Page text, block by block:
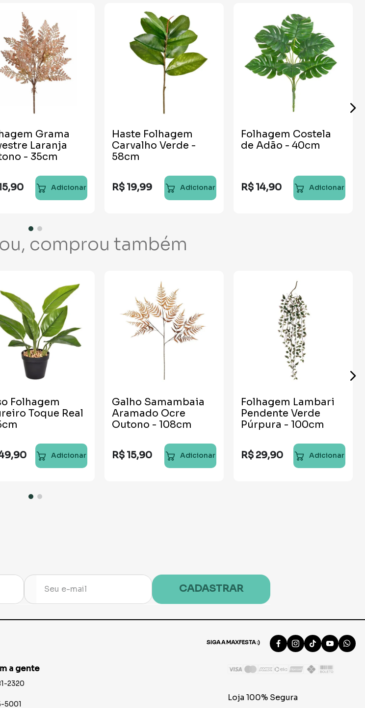
Grama
Laranja
- 35cm
,90 Adicionar
Haste Folhagem
Carvalho Verde -
58cm
R$ 19,99 Adicionar
Folhagem Costela
de Adão - 40cm
R$ 14,90 Adicionar
comprou também
Folhagem
Toque Real
,90 Adicionar
Galho Samambaia
Aramado Ocre
Outono - 108cm
R$ 15,90 Adicionar
Folhagem Lambari
Pendente Verde
Púrpura - 100cm
R$ 29,90 Adicionar
CADASTRAR
SIGA A MAXFESTA :)
a gente
2320
5001
Loja 100% Segura